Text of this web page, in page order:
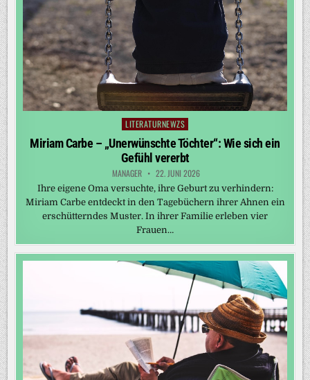
Posted
LITERATURNEWZS
Miriam Carbe – „Unerwünschte Töchter“: Wie sich ein
Gefühl vererbt
MANAGER 22. JUNI 2026
Ihre eigene Oma versuchte, ihre Geburt zu verhindern:
Miriam Carbe entdeckt in den Tagebüchern ihrer Ahnen ein
erschütterndes Muster. In ihrer Familie erleben vier
Frauen…